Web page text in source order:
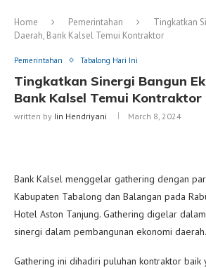
Home Pemerintahan
Tingkatkan
Daerah, Bank Kalsel Temui Kontraktor
Pemerintahan Tabalong Hari Ini
Tingkatkan Sinergi Bangun
Bank Kalsel Temui Kontraktor
written by Iin Hendriyani March 8, 2024
Bank Kalsel menggelar gathering dengan
Kabupaten Tabalong dan Balangan pada
Hotel Aston Tanjung. Gathering digelar
sinergi dalam pembangunan ekonomi daerah.
Gathering ini dihadiri puluhan kontraktor baik